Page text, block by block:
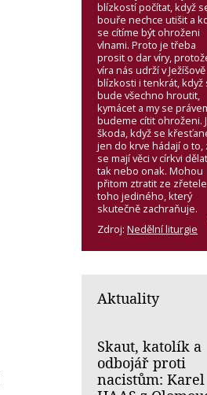
blízkostí počítat, když
bouře nechce utišit a
se cítíme být ohroženi
vlnami. Proto je třeba
prosit o dar víry,
víra nás udrží v Ježíšově
blízkosti i tenkrát, když
bude všechno hroutit,
kymácet a my se
budeme cítit ohroženi.
škoda, když se
jen do krve hádají o to,
se mají věci v církvi dělat
tak nebo onak. Mohou
přitom ztratit ze zřetele
toho jediného, který
skutečně zachraňuje.
Zdroj: Nedělní liturgie
Aktuality
Skaut, katolík a
odbojář proti
nacistům: Karel